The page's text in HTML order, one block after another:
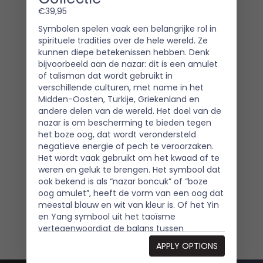
€39,95
Symbolen spelen vaak een belangrijke rol in
spirituele tradities over de hele wereld. Ze
kunnen diepe betekenissen hebben. Denk
bijvoorbeeld aan de nazar: dit is een amulet
of talisman dat wordt gebruikt in
verschillende culturen, met name in het
Midden-Oosten, Turkije, Griekenland en
andere delen van de wereld. Het doel van de
nazar is om bescherming te bieden tegen
het boze oog, dat wordt verondersteld
negatieve energie of pech te veroorzaken.
Het wordt vaak gebruikt om het kwaad af te
weren en geluk te brengen. Het symbool dat
ook bekend is als “nazar boncuk” of “boze
oog amulet”, heeft de vorm van een oog dat
meestal blauw en wit van kleur is. Of het Yin
en Yang symbool uit het taoïsme
vertegenwoordigt de balans tussen
tegenstellingen, zoals licht en donker,
mannelijk en vrouwelijk, actief en passief. Het
APPLY OPTIONS